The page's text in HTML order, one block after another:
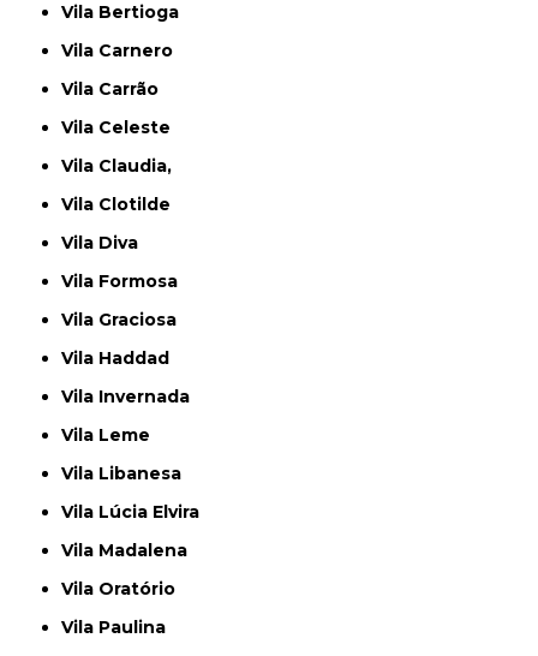
Vila Bertioga
Vila Carnero
Vila Carrão
Vila Celeste
Vila Claudia,
Vila Clotilde
Vila Diva
Vila Formosa
Vila Graciosa
Vila Haddad
Vila Invernada
Vila Leme
Vila Libanesa
Vila Lúcia Elvira
Vila Madalena
Vila Oratório
Vila Paulina